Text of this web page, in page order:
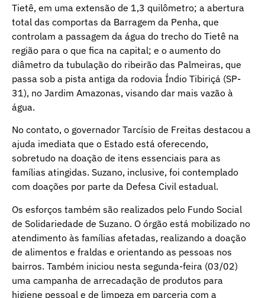
Tietê, em uma extensão de 1,3 quilômetro; a abertura
total das comportas da Barragem da Penha, que
controlam a passagem da água do trecho do Tietê na
região para o que fica na capital; e o aumento do
diâmetro da tubulação do ribeirão das Palmeiras, que
passa sob a pista antiga da rodovia Índio Tibiriçá (SP-
31), no Jardim Amazonas, visando dar mais vazão à
água.
No contato, o governador Tarcísio de Freitas destacou a
ajuda imediata que o Estado está oferecendo,
sobretudo na doação de itens essenciais para as
famílias atingidas. Suzano, inclusive, foi contemplado
com doações por parte da Defesa Civil estadual.
Os esforços também são realizados pelo Fundo Social
de Solidariedade de Suzano. O órgão está mobilizado no
atendimento às famílias afetadas, realizando a doação
de alimentos e fraldas e orientando as pessoas nos
bairros. Também iniciou nesta segunda-feira (03/02)
uma campanha de arrecadação de produtos para
higiene pessoal e de limpeza em parceria com a